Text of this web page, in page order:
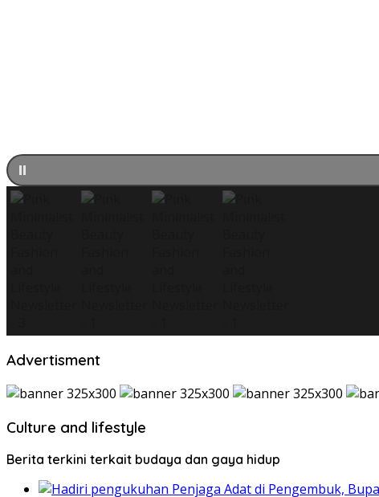
Advertisment
Culture and lifestyle
Berita terkini terkait budaya dan gaya hidup